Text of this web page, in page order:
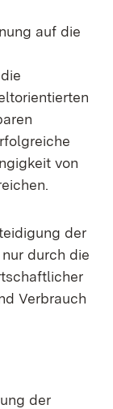
auf die
von
der
durch die
Verbrauch
der